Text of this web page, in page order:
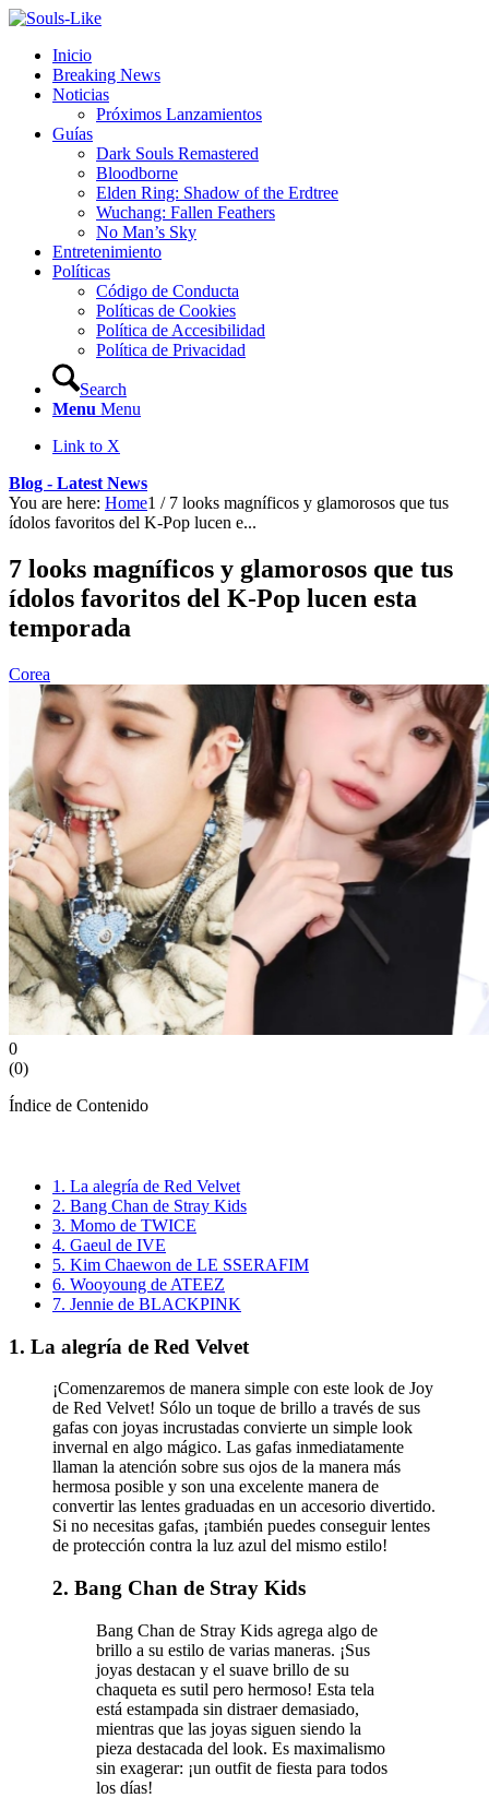
Inicio
Breaking News
Noticias
Próximos Lanzamientos
Guías
Dark Souls Remastered
Bloodborne
Elden Ring: Shadow of the Erdtree
Wuchang: Fallen Feathers
No Man’s Sky
Entretenimiento
Políticas
Código de Conducta
Políticas de Cookies
Política de Accesibilidad
Política de Privacidad
Search
Menu Menu
Link to X
Blog - Latest News
You are here: Home1 / 7 looks magníficos y glamorosos que tus
ídolos favoritos del K-Pop lucen e...
7 looks magníficos y glamorosos que tus
ídolos favoritos del K-Pop lucen esta
temporada
Corea
0
(0)
Índice de Contenido
1. La alegría de Red Velvet
2. Bang Chan de Stray Kids
3. Momo de TWICE
4. Gaeul de IVE
5. Kim Chaewon de LE SSERAFIM
6. Wooyoung de ATEEZ
7. Jennie de BLACKPINK
1. La alegría de Red Velvet
¡Comenzaremos de manera simple con este look de Joy
de Red Velvet! Sólo un toque de brillo a través de sus
gafas con joyas incrustadas convierte un simple look
invernal en algo mágico. Las gafas inmediatamente
llaman la atención sobre sus ojos de la manera más
hermosa posible y son una excelente manera de
convertir las lentes graduadas en un accesorio divertido.
Si no necesitas gafas, ¡también puedes conseguir lentes
de protección contra la luz azul del mismo estilo!
2. Bang Chan de Stray Kids
Bang Chan de Stray Kids agrega algo de
brillo a su estilo de varias maneras. ¡Sus
joyas destacan y el suave brillo de su
chaqueta es sutil pero hermoso! Esta tela
está estampada sin distraer demasiado,
mientras que las joyas siguen siendo la
pieza destacada del look. Es maximalismo
sin exagerar: ¡un outfit de fiesta para todos
los días!